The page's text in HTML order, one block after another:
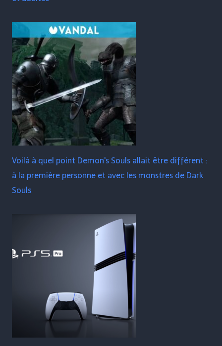
Voilà à quel point Demon's Souls allait être différent :
à la première personne et avec les monstres de Dark
Souls